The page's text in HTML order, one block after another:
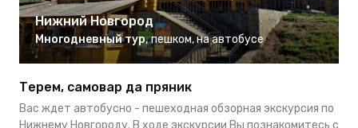
Нижний Новгород
Многодневный тур, пешком, на автобусе
Терем, самовар да пряник
Вас ждет автобусно - пешеходная обзорная экскурсия по